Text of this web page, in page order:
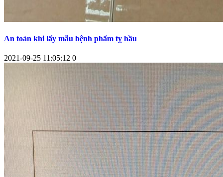
An toàn khi lấy mẫu bệnh phẩm tỵ hầu
2021-09-25 11:05:12 0